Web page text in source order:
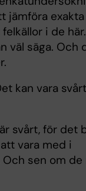
jämföra
i de
väl säga. Och
kan vara
svårt, för det
vara med i
sen om